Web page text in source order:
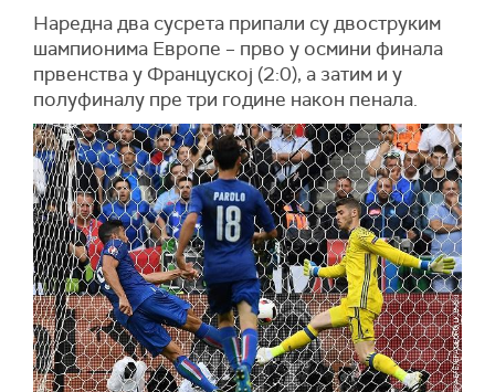
Наредна два сусрета припали су двоструким
шампионима Европе – прво у осмини финала
првенства у Француској (2:0), а затим и у
полуфиналу пре три године након пенала.